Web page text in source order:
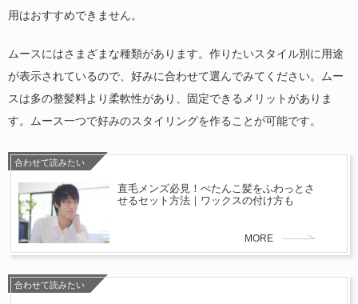
用はおすすめできません。
ムースにはさまざまな種類があります。作りたいスタイル別に用途
が表示されているので、好みに合わせて選んでみてください。ムー
スは多の整髪料より柔軟性があり、固定できるメリットがありま
す。ムース一つで好みのスタイリングを作ることが可能です。
合わせて読みたい
直毛メンズ必見！ぺたんこ髪をふわっとさ
せるセット方法｜ワックスの付け方も
MORE
合わせて読みたい